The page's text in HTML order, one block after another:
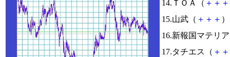
14.ＴＯＡ（ ＋ ＋ ＋
15.山武（ ＋ ＋ ＋
16.新報国マテリ
17.タチエス（ ＋ ＋